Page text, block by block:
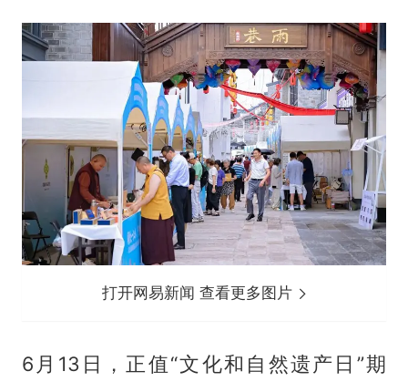
打开网易新闻 查看更多图片
6月13日，正值“文化和自然遗产日”期